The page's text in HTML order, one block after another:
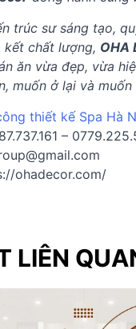
trúc sư sáng tạo,
kết chất lượng, OHA
ăn vừa đẹp, vừa
muốn ở lại và muốn
thiết kế Spa Hà
–
ohadecor.com/
LIÊN